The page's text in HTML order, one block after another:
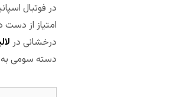
در فوتبال
امتیاز از دست
درخشانی در
دسته سومی به